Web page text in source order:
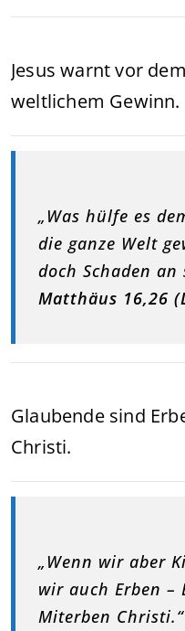
Jesus warnt vor
weltlichem Gewinn.
„Was hülfe es
die ganze Welt
doch Schaden an
Matthäus 16,26
Glaubende sind
Christi.
„Wenn wir aber
wir auch Erben –
Miterben Christi.“